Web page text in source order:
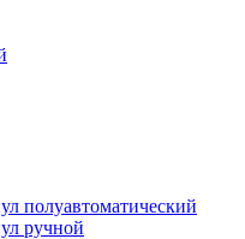
полуавтоматический
ручной